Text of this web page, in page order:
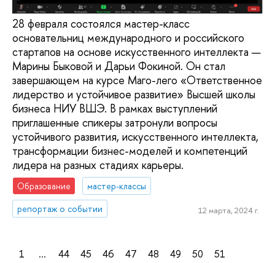
28 февраля состоялся мастер-класс
основательниц международного и российского
стартапов на основе искусственного интеллекта —
Марины Быковой и Дарьи Фокиной. Он стал
завершающем на курсе Маго-лего «Ответственное
лидерство и устойчивое развитие» Высшей школы
бизнеса НИУ ВШЭ. В рамках выступлений
приглашенные спикеры затронули вопросы
устойчивого развития, искусственного интеллекта,
трансформации бизнес-моделей и компетенций
лидера на разных стадиях карьеры.
Образование
мастер-классы
репортаж о событии
12 марта, 2024 г.
1 ... 44 45 46 47 48 49 50
51